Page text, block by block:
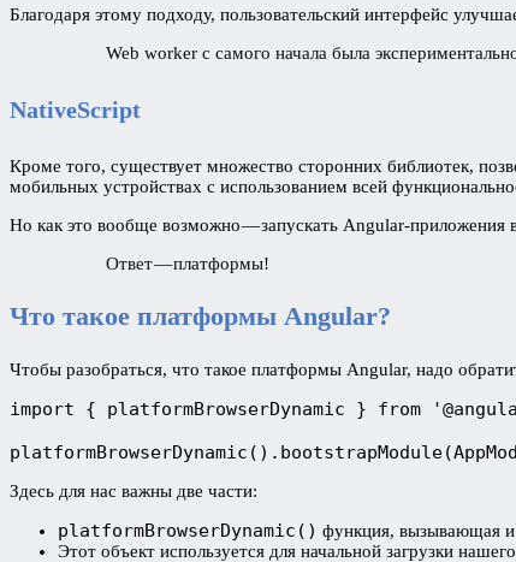
Благодаря этому подходу, пользовательский интерфейс
Web worker с самого начала была
NativeScript
Кроме того, существует множество сторонних библиотек,
мобильных устройствах с использованием всей
Но как это вообще возможно — запускать Angular-приложения
Ответ — платформы!
Что такое платформы Angular?
Чтобы разобраться, что такое платформы Angular, надо
import { platformBrowserDynamic } from
Здесь для нас важны две части:
platformBrowserDynamic() функция, вызывающая
Этот объект используется для начальной загрузки